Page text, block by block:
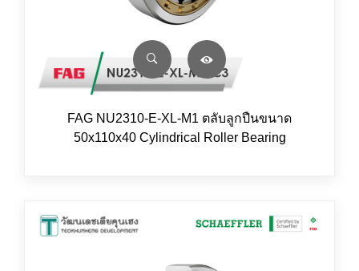
FAG NU2310-E-XL-M1 ตลับลูกปืนขนาด
50x110x40 Cylindrical Roller Bearing